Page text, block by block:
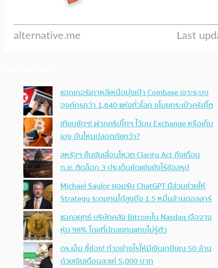
แฮกเกอร์เกาหลีเหนือมุ่งเป้า Coinbase เจาะระบบ
องค์กรกว่า 1,640 แห่งทั่วโลก ขโมยกระเป๋าคริปโต
เทียบชัดๆ! ฝากคริปโทฯ ไว้บน Exchange หรือเก็บ
เอง อันไหนปลอดภัยกว่า?
สหรัฐฯ ยืนยันเลื่อนโหวต Clarity Act ถึงเดือน
ก.ย. ติดล็อก 3 ประเด็นขัดแย้งยังไร้ข้อสรุป
Michael Saylor ยอมรับ ChatGPT มีส่วนช่วยให้
Strategy ระดมทุนได้สูงถึง 1.5 หมื่นล้านดอลลาร์
แฉกลยุทธ์ บริษัทคลัง Bitcoinใน Nasdaq เจือจาง
หุ้น 98% โดยที่นักลงทุนแทบไม่รู้ตัว
ดร.เอ็ม ชี้ช่อง! ทำอย่างไรให้มีเงินเกษียณ 50 ล้าน
ด้วยเงินเดือนละแค่ 5,000 บาท